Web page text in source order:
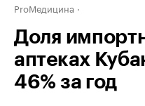
ProМедицина
Доля
аптеках
46% за год